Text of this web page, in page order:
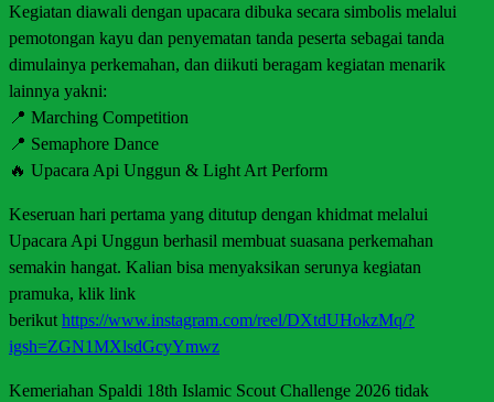
Kegiatan diawali dengan upacara dibuka secara simbolis melalui
pemotongan kayu dan penyematan tanda peserta sebagai tanda
dimulainya perkemahan, dan diikuti beragam kegiatan menarik
lainnya yakni:
📍 Marching Competition
📍 Semaphore Dance
🔥 Upacara Api Unggun & Light Art Perform
Keseruan hari pertama yang ditutup dengan khidmat melalui
Upacara Api Unggun berhasil membuat suasana perkemahan
semakin hangat. Kalian bisa menyaksikan serunya kegiatan
pramuka, klik link
berikut https://www.instagram.com/reel/DXtdUHokzMq/?
igsh=ZGN1MXlsdGcyYmwz
Kemeriahan Spaldi 18th Islamic Scout Challenge 2026 tidak